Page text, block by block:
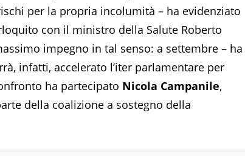
per la propria incolumità – ha evidenziato
con il ministro della Salute Roberto
impegno in tal senso: a settembre – ha
infatti, accelerato l’iter parlamentare per
ha partecipato Nicola Campanile,
della coalizione a sostegno della